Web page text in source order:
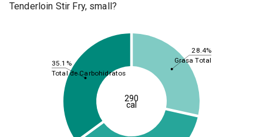
Tenderloin Stir Fry, small?
28.4%
35.1%
Grasa Total
Total de Carbohidratos
290
cal